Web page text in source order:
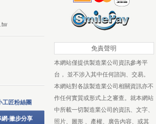
工匠粉絲團
-撇步分享
免責聲明
本網站僅提供製造業公司資訊參考平
台， 並不涉入其中任何諮詢、交易。
本網站對各該製造業公司相關資訊亦不
作任何實質或形式上之審查。就本網站
中所載一切製造業公司的資訊、文字、
照片、圖形 、產權、廣告內容、或其